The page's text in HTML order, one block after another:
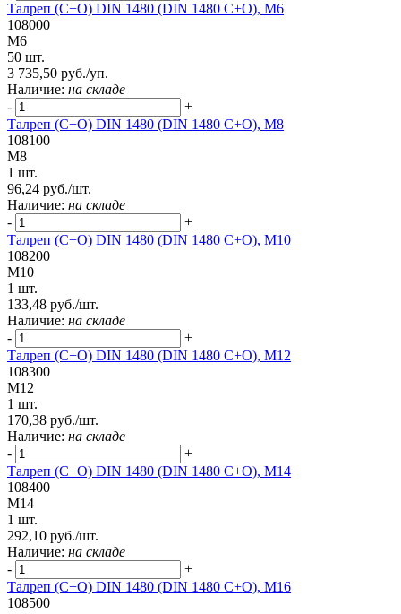
Талреп (С+О) DIN 1480 (DIN 1480 C+O), М6
108000
М6
50 шт.
3 735,50 руб./уп.
Наличие: на складе
-
+
Талреп (С+О) DIN 1480 (DIN 1480 C+O), М8
108100
М8
1 шт.
96,24 руб./шт.
Наличие: на складе
-
+
Талреп (С+О) DIN 1480 (DIN 1480 C+O), М10
108200
М10
1 шт.
133,48 руб./шт.
Наличие: на складе
-
+
Талреп (С+О) DIN 1480 (DIN 1480 C+O), М12
108300
М12
1 шт.
170,38 руб./шт.
Наличие: на складе
-
+
Талреп (С+О) DIN 1480 (DIN 1480 C+O), М14
108400
М14
1 шт.
292,10 руб./шт.
Наличие: на складе
-
+
Талреп (С+О) DIN 1480 (DIN 1480 C+O), М16
108500